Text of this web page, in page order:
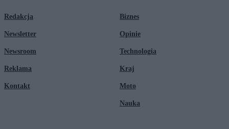
Redakcja
Newsletter
Newsroom
Reklama
Kontakt
Biznes
Opinie
Technologia
Kraj
Moto
Nauka